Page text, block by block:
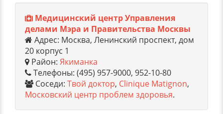
Медицинский центр Управления
делами Мэра и Правительства Москвы
Адрес: Москва, Ленинский проспект, дом
20 корпус 1
Район: Якиманка
Телефоны: (495) 957-9000, 952-10-80
Соседи: Твой доктор, Clinique Matignon,
Московский центр проблем здоровья.